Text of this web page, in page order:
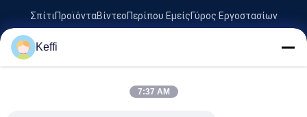
ΣπίτιΠροϊόνταΒίντεοΠερίπου ΕμείςΓύρος Εργοστασίων
Tel: 86-8613980853449-8613980853449-8
E-mail: manager@scbldgj.com
Keffi
7:37 AM